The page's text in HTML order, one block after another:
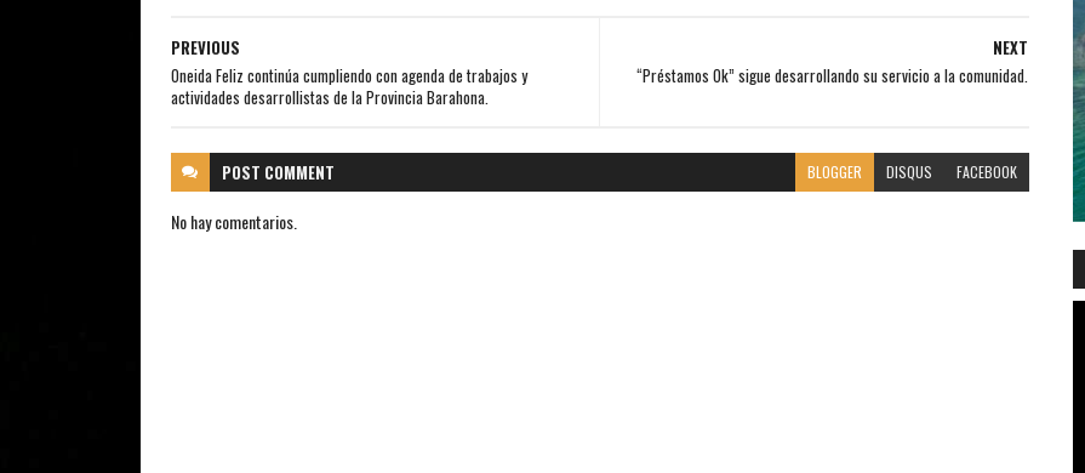
NEXT
“Préstamos Ok” sigue desarrollando su servicio a la comunidad.
PREVIOUS
Oneida Feliz continúa cumpliendo con agenda de trabajos y
actividades desarrollistas de la Provincia Barahona.
POST COMMENT BLOGGER DISQUS FACEBOOK
No hay comentarios.